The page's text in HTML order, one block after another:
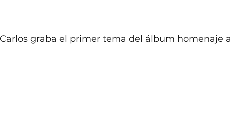
Carlos graba el primer tema del álbum homenaje a